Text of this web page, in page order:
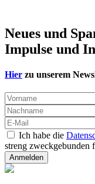
Neues und
Impulse und
Hier zu unserem
Ich habe die
streng zweckgebunden